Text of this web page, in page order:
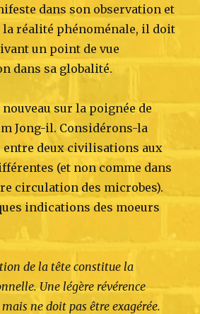
dans son observation et
réalité phénoménale, il doit
un point de vue
dans sa globalité.
sur la poignée de
Jong-il. Considérons-la
entre deux civilisations aux
(et non comme dans
circulation des microbes).
indications des moeurs
de la tête constitue la
Une légère révérence
ne doit pas être exagérée.